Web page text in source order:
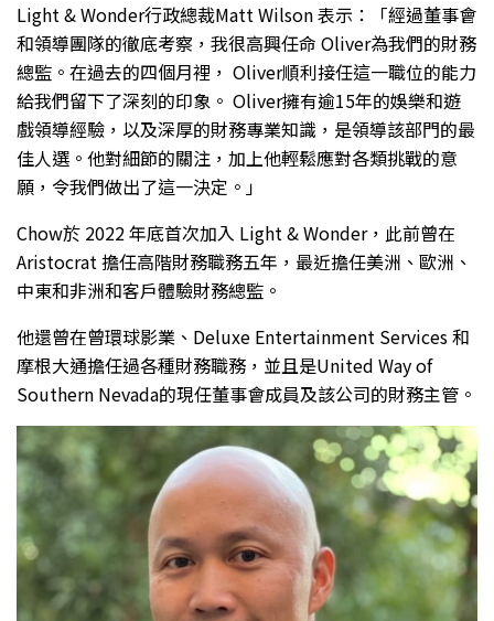
Light & Wonder行政總裁Matt Wilson 表示：「經過董事會
和領導團隊的徹底考察，我很高興任命 Oliver為我們的財務
總監。在過去的四個月裡， Oliver順利接任這一職位的能力
給我們留下了深刻的印象。 Oliver擁有逾15年的娛樂和遊
戲領導經驗，以及深厚的財務專業知識，是領導該部門的最
佳人選。他對細節的關注，加上他輕鬆應對各類挑戰的意
願，令我們做出了這一決定。」
Chow於 2022 年底首次加入 Light & Wonder，此前曾在
Aristocrat 擔任高階財務職務五年，最近擔任美洲、歐洲、
中東和非洲和客戶體驗財務總監。
他還曾在曾環球影業、Deluxe Entertainment Services 和
摩根大通擔任過各種財務職務，並且是United Way of
Southern Nevada的現任董事會成員及該公司的財務主管。